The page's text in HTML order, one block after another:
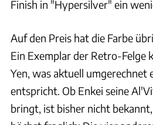
Finish in "Hypersilver" ein
Auf den Preis hat die Farbe
Ein Exemplar der Retro-Felge
Yen, was aktuell umgerechnet
entspricht. Ob Enkei seine
bringt, ist bisher nicht